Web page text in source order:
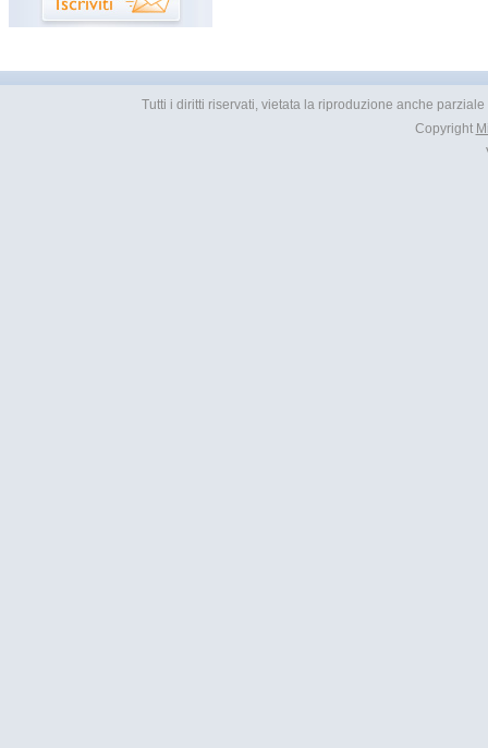
Tutti i diritti riservati, vietata la riproduzione anche
Copyright